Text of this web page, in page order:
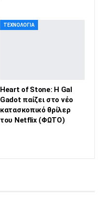
ΤΕΧΝΟΛΟΓΊΑ
Heart of Stone: Η Gal
Gadot παίζει στο νέο
κατασκοπικό θρίλερ
του Netflix (ΦΩΤΟ)